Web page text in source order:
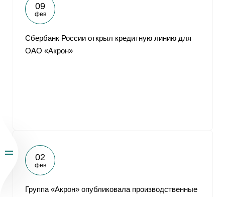
09
фев
Сбербанк России открыл кредитную линию для
ОАО «Акрон»
02
фев
Группа «Акрон» опубликовала производственные